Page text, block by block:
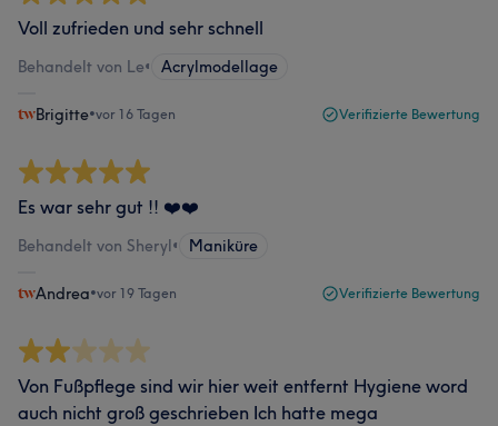
Voll zufrieden und sehr schnell
Behandelt von Le• Acrylmodellage
Brigitte•vor 16 Tagen Verifizierte Bewertung
Es war sehr gut !! ❤️❤️
Behandelt von Sheryl• Maniküre
Andrea•vor 19 Tagen Verifizierte Bewertung
Von Fußpflege sind wir hier weit entfernt Hygiene word
auch nicht groß geschrieben Ich hatte mega